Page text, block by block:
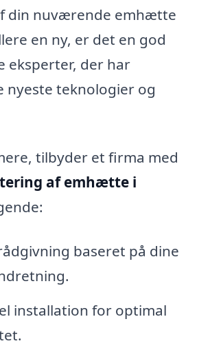
din nuværende emhætte
en ny, er det en god
eksperter, der har
nyeste teknologier og
tilbyder et firma med
af emhætte i
baseret på dine
installation for optimal